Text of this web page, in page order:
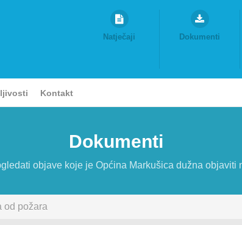
Natječaji Dokumenti
Kontakt
Dokumenti
objave koje je Općina Markušica dužna objaviti
od požara